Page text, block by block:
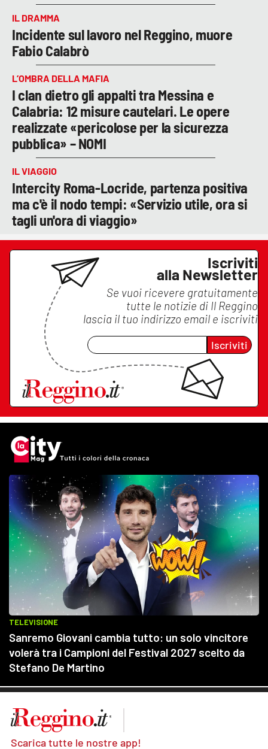
IL DRAMMA
Incidente sul lavoro nel Reggino, muore
Fabio Calabrò
L’OMBRA DELLA MAFIA
I clan dietro gli appalti tra Messina e
Calabria: 12 misure cautelari. Le opere
realizzate «pericolose per la sicurezza
pubblica» – NOMI
IL VIAGGIO
Intercity Roma-Locride, partenza positiva
ma c'è il nodo tempi: «Servizio utile, ora si
tagli un'ora di viaggio»
Iscriviti
alla Newsletter
Se vuoi ricevere gratuitamente
tutte le notizie di Il Reggino
lascia il tuo indirizzo email e iscriviti
Iscriviti
Scarica tutte le nostre app!